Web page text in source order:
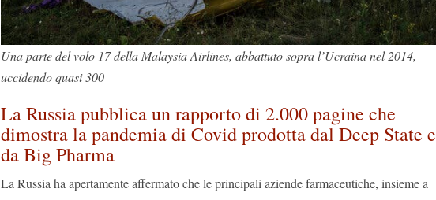
Una parte del volo 17 della Malaysia Airlines, abbattuto sopra l’Ucraina nel 2014,
uccidendo quasi 300
La Russia pubblica un rapporto di 2.000 pagine che
dimostra la pandemia di Covid prodotta dal Deep State e
da Big Pharma
La Russia ha apertamente affermato che le principali aziende farmaceutiche, insieme a